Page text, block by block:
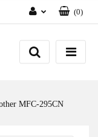
Zaloguj się
Załóż konto
(0)
MFC-295CN